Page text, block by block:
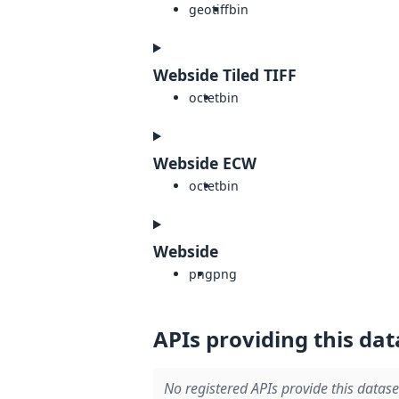
geotiffbin
Webside Tiled TIFF
octetbin
Webside ECW
octetbin
Webside
pngpng
APIs providing this
No registered APIs provide this